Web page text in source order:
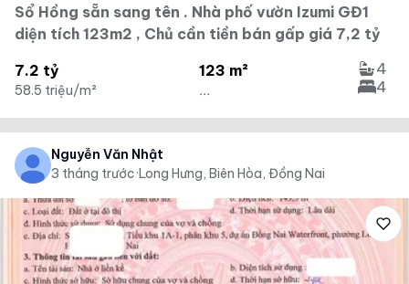
Sổ Hồng sẵn sang tên . Nhà phố vườn Izumi GĐ1
diện tích 123m2 , Chủ cần tiền bán gấp giá 7,2 tỷ
7.2 tỷ
58.5 triệu/m²
123 m²
...
4
4
Nguyễn Văn Nhật
3 tháng trước·Long Hưng, Biên Hòa, Đồng Nai